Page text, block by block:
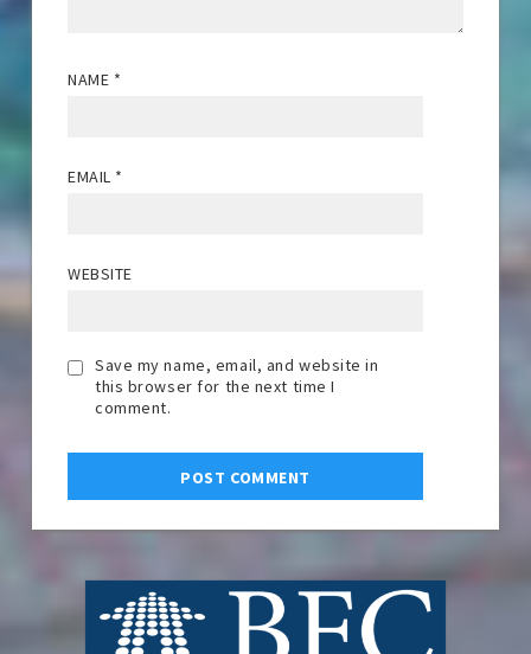
NAME *
EMAIL *
WEBSITE
Save my name, email, and website in
this browser for the next time I
comment.